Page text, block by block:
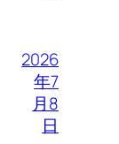
2026
年7
月8
日